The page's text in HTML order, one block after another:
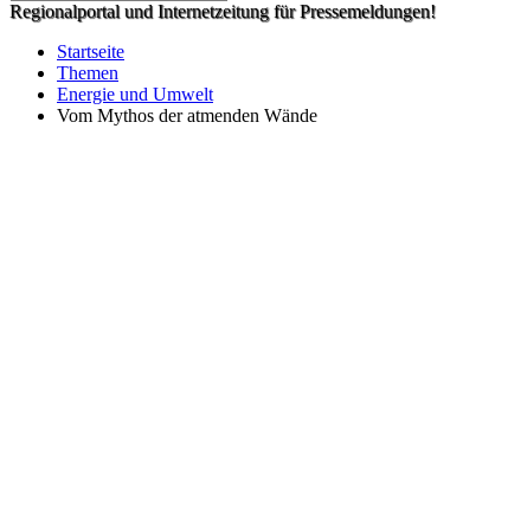
Regionalportal und Internetzeitung für Pressemeldungen!
Startseite
Themen
Energie und Umwelt
Vom Mythos der atmenden Wände